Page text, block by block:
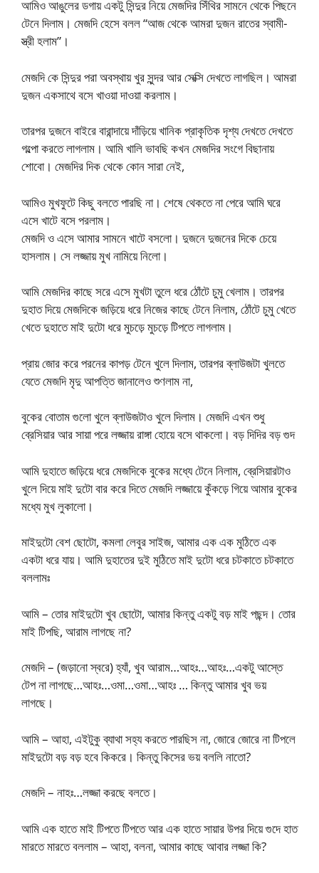
আমিও আঙুলের ডগায় একটু সিন্দুর নিয়ে মেজদির সিঁথির সামনে থেকে পিছনে
টেনে দিলাম। মেজদি হেসে বলল “আজ থেকে আমরা দুজন রাতের স্বামী-
স্ত্রী হলাম”।
মেজদি কে সিন্দুর পরা অবস্থায় খুর সুন্দর আর সেক্সি দেখতে লাগছিল। আমরা
দুজন একসাথে বসে খাওয়া দাওয়া করলাম।
তারপর দুজনে বাইরে বারান্দায়ে দাঁড়িয়ে খানিক প্রাকৃতিক দৃশ্য দেখতে দেখতে
গল্পো করতে লাগলাম। আমি খালি ভাবছি কখন মেজদির সংগে বিছানায়
শোবো। মেজদির দিক থেকে কোন সারা নেই,
আমিও মুখফুটে কিছু বলতে পারছি না। শেষে থেকতে না পেরে আমি ঘরে
এসে খাটে বসে পরলাম।
মেজদি ও এসে আমার সামনে খাটে বসলো। দুজনে দুজনের দিকে চেয়ে
হাসলাম। সে লজ্জায় মুখ নামিয়ে নিলো।
আমি মেজদির কাছে সরে এসে মুখটা তুলে ধরে ঠোঁটে চুমু খেলাম। তারপর
দুহাত দিয়ে মেজদিকে জড়িয়ে ধরে নিজের কাছে টেনে নিলাম, ঠোঁটে চুমু খেতে
খেতে দুহাতে মাই দুটো ধরে মুচড়ে মুচড়ে টিপতে লাগলাম।
প্রায় জোর করে পরনের কাপড় টেনে খুলে দিলাম, তারপর ব্লাউজটা খুলতে
যেতে মেজদি মৃদু আপত্তি জানালেও শুণলাম না,
বুকের বোতাম গুলো খুলে ব্লাউজটাও খুলে দিলাম। মেজদি এখন শুধু
ব্রেসিয়ার আর সায়া পরে লজ্জায় রাঙ্গা হোয়ে বসে থাকলো। বড় দিদির বড় গুদ
আমি দুহাতে জড়িয়ে ধরে মেজদিকে বুকের মধ্যে টেনে নিলাম, ব্রেসিয়ারটাও
খুলে দিয়ে মাই দুটো বার করে দিতে মেজদি লজ্জায়ে কুঁকড়ে গিয়ে আমার বুকের
মধ্যে মুখ লুকালো।
মাইদুটো বেশ ছোটো, কমলা লেবুর সাইজ, আমার এক এক মুঠিতে এক
একটা ধরে যায়। আমি দুহাতের দুই মুঠিতে মাই দুটো ধরে চটকাতে চটকাতে
বললামঃ
আমি – তোর মাইদুটো খুব ছোটো, আমার কিন্তু একটু বড় মাই পছন্দ। তোর
মাই টিপছি, আরাম লাগছে না?
মেজদি – (জড়ানো স্বরে) হ্যাঁ, খুব আরাম…আহঃ…আহঃ…একটু আস্তে
টেপ না লাগছে…আহঃ…ওমা…ওমা…আহঃ … কিন্তু আমার খুব ভয়
লাগছে।
আমি – আহা, এইটুকু ব্যাথা সহ্য করতে পারছিস না, জোরে জোরে না টিপলে
মাইদুটো বড় বড় হবে কিকরে। কিন্তু কিসের ভয় বললি নাতো?
মেজদি – নাহঃ…লজ্জা করছে বলতে।
আমি এক হাতে মাই টিপতে টিপতে আর এক হাতে সায়ার উপর দিয়ে গুদে হাত
মারতে মারতে বললাম – আহা, বলনা, আমার কাছে আবার লজ্জা কি?